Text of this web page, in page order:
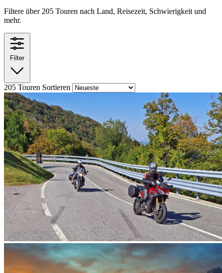
Filtere über 205 Touren nach Land, Reisezeit, Schwierigkeit und
mehr.
Filter
205 Touren Sortieren